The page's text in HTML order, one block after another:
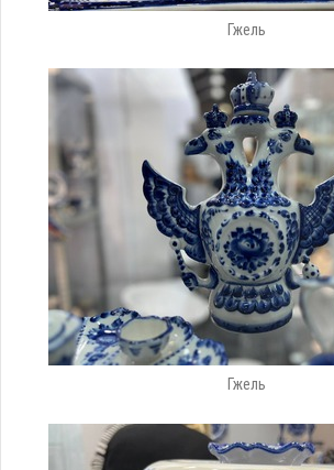
Гжель
Гжель